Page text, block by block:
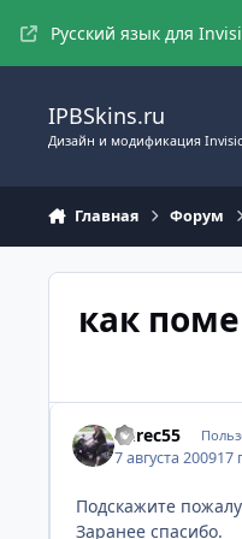
Русский язык для
IPBSkins.ru
Дизайн и модификация
Главная Форум
как
Yurec55
7 августа 200917
Подскажите
Заранее спасибо.